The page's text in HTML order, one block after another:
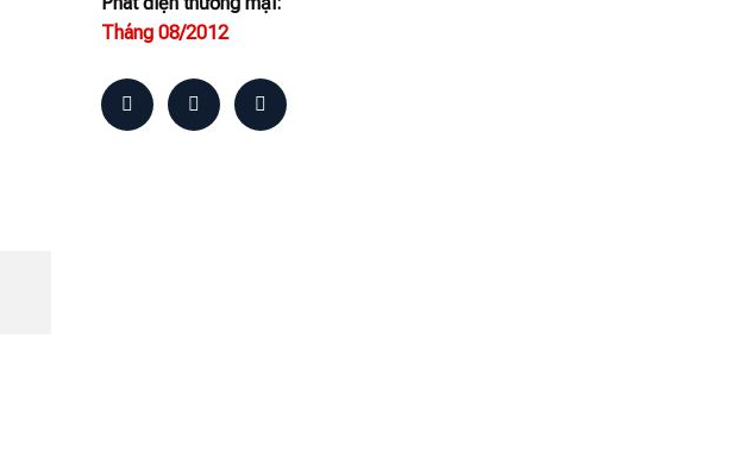
Tháng 08/2012